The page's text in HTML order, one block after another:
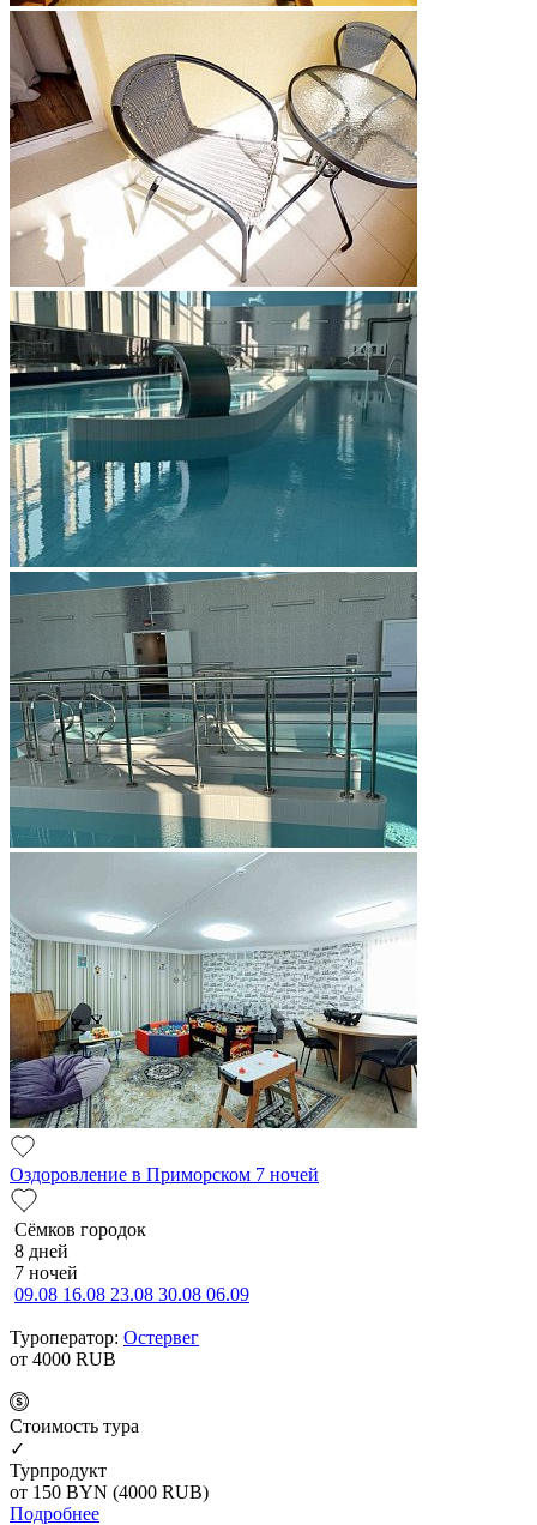
Оздоровление в Приморском 7 ночей
Сёмков городок
8 дней
7 ночей
09.08 16.08 23.08 30.08 06.09
Туроператор: Остервег
от 4000 RUB
Cтоимость тура
✓
Турпродукт
от 150 BYN (4000 RUB)
Подробнее